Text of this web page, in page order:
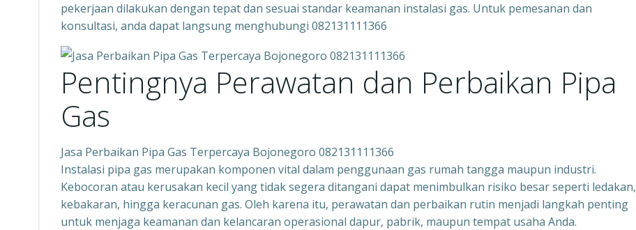
pekerjaan dilakukan dengan tepat dan sesuai standar keamanan instalasi gas. Untuk pemesanan dan
konsultasi, anda dapat langsung menghubungi 082131111366
Pentingnya Perawatan dan Perbaikan Pipa
Gas
Jasa Perbaikan Pipa Gas Terpercaya Bojonegoro 082131111366
Instalasi pipa gas merupakan komponen vital dalam penggunaan gas rumah tangga maupun industri.
Kebocoran atau kerusakan kecil yang tidak segera ditangani dapat menimbulkan risiko besar seperti ledakan,
kebakaran, hingga keracunan gas. Oleh karena itu, perawatan dan perbaikan rutin menjadi langkah penting
untuk menjaga keamanan dan kelancaran operasional dapur, pabrik, maupun tempat usaha Anda.